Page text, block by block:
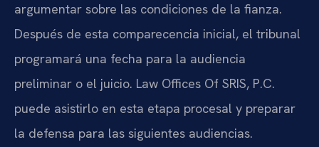
argumentar sobre las condiciones de la fianza.
Después de esta comparecencia inicial, el tribunal
programará una fecha para la audiencia
preliminar o el juicio. Law Offices Of SRIS, P.C.
puede asistirlo en esta etapa procesal y preparar
la defensa para las siguientes audiencias.